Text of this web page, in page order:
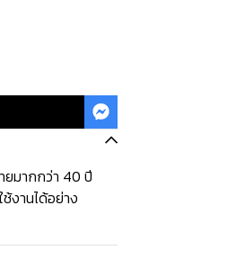
ยมากกว่า 40 ปี
งานได้อย่าง